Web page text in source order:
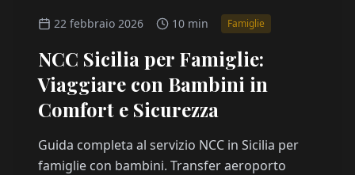
22 febbraio 2026 10 min Famiglie
NCC Sicilia per Famiglie:
Viaggiare con Bambini in
Comfort e Sicurezza
Guida completa al servizio NCC in Sicilia per
famiglie con bambini. Transfer aeroporto